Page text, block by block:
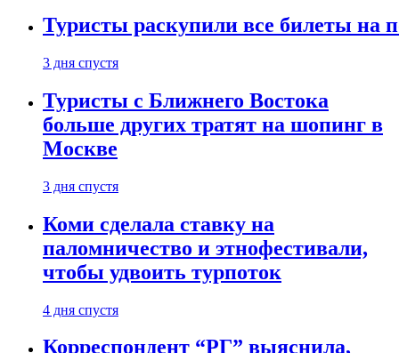
Туристы раскупили все билеты на
3 дня спустя
Туристы с Ближнего Востока
больше других тратят на шопинг в
Москве
3 дня спустя
Коми сделала ставку на
паломничество и этнофестивали,
чтобы удвоить турпоток
4 дня спустя
Корреспондент “РГ” выяснила,